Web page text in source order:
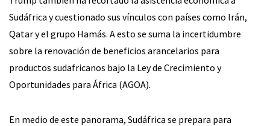
Sudáfrica y cuestionado sus vínculos con países como Irán,
Qatar y el grupo Hamás. A esto se suma la incertidumbre
sobre la renovación de beneficios arancelarios para
productos sudafricanos bajo la Ley de Crecimiento y
Oportunidades para África (AGOA).
En medio de este panorama, Sudáfrica se prepara para